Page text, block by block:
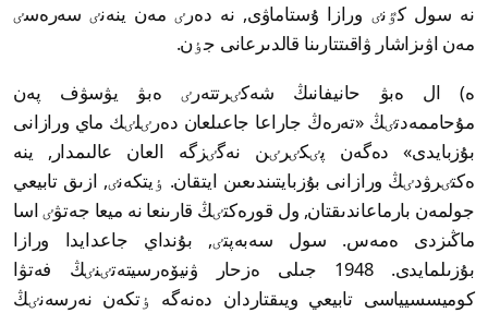
نە سول كٷنٸ ورازا ۇستاماۋى, نە دەرٸ مەن ينەنٸ سەرەسٸ
مەن اۋىزاشار ۋاقىتتارىنا قالدىرعانى جٶن.
ە) ال ەبۋ حانيفانىڭ شەكٸرتتەرٸ ەبۋ يۋسۋف پەن
مۇحاممەدتٸڭ «تەرەڭ جاراعا جاعىلعان دەرٸلٸك ماي ورازانى
بۇزبايدى» دەگەن پٸكٸرٸن نەگٸزگە العان عالىمدار, ينە
ەكتٸرۋدٸڭ ورازانى بۇزبايتىندىعىن ايتقان. ٶيتكەنٸ, ازىق تابيعي
جولمەن بارماعاندىقتان, ول قورەكتٸڭ قارىنعا نە ميعا جەتۋٸ اسا
ماڭىزدى ەمەس. سول سەبەپتٸ, بۇنداي جاعدايدا ورازا
بۇزىلمايدى. 1948 جىلى ەزحار ۋنيۆەرسيتەتٸنٸڭ فەتۋا
كوميسسيياسى تابيعي ويىقتاردان دەنەگە ٶتكەن نەرسەنٸڭ